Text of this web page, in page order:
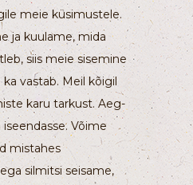
meie küsimustele.
ja kuulame, mida
siis meie sisemine
vastab. Meil kõigil
karu tarkust. Aeg-
Võime
mistahes
silmitsi seisame,